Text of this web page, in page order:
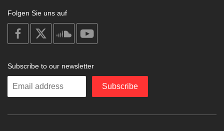
Folgen Sie uns auf
on
facebook
soundcloud
Subscribe to our newsletter
Enter
Subscribe